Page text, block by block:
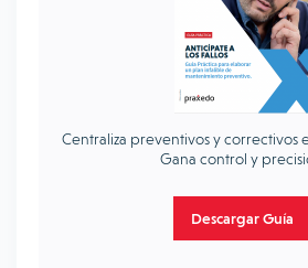
Centraliza preventivos y correctivos
Gana control y
Descargar Guía